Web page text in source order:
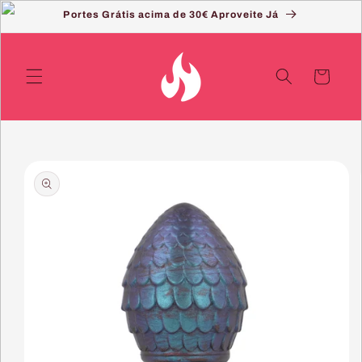
Saltar
conteúdo
Portes Grátis acima de 30€ Aproveite Já
Carrinho
para a
informação
do produto